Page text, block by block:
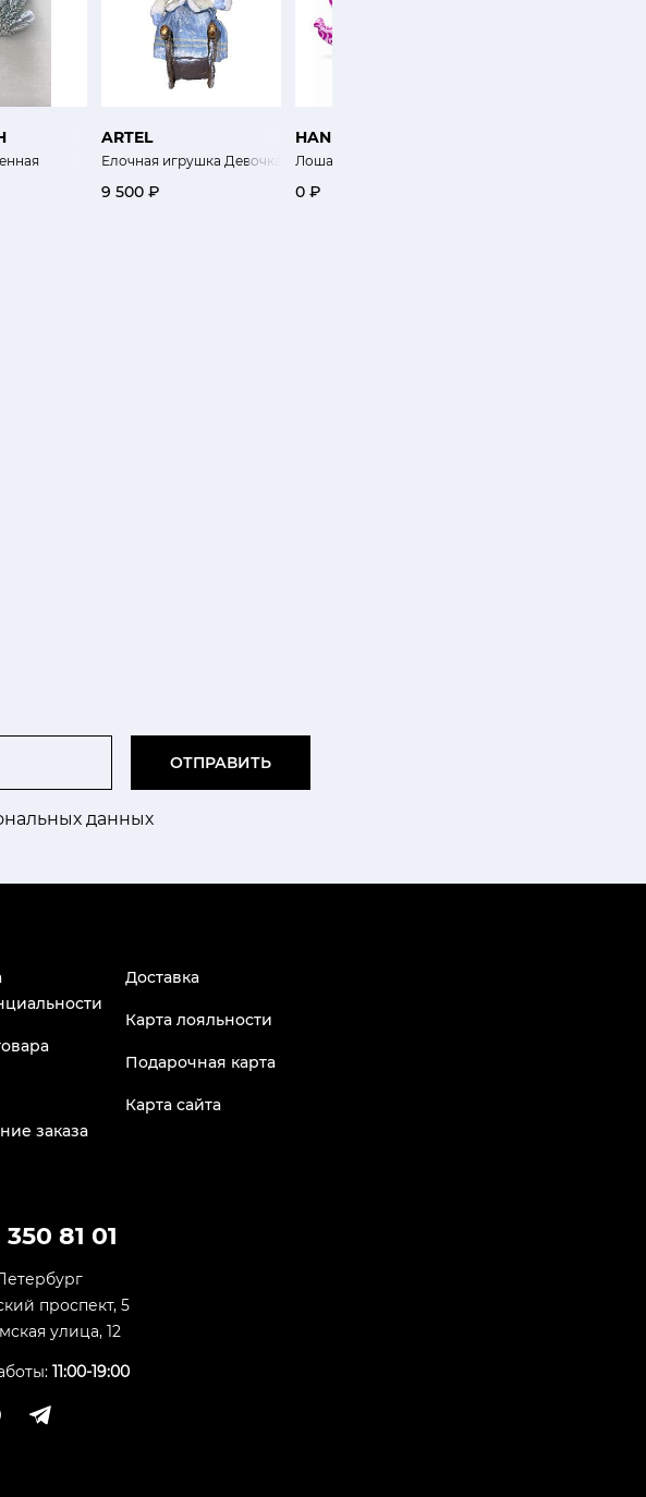
ARTEL
Елочная игрушка Девочка на санках
9 500 ₽
HAND-MADE
Лошадка-качалка
0 ₽
ОТПРАВИТЬ
данных
заказа
Доставка
Карта лояльности
Подарочная карта
Карта сайта
81 01
проспект, 5
улица, 12
11:00-19:00